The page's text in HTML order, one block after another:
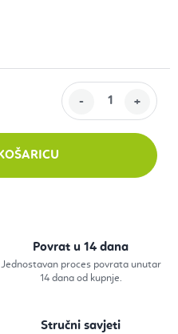
Povrat u 14 dana
Jednostavan proces povrata unutar
14 dana od kupnje.
Stručni savjeti